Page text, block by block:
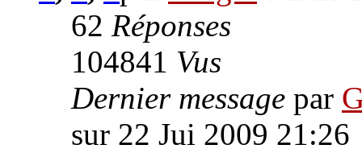
62 Réponses
104841 Vus
Dernier message par
sur 22 Jui 2009 21:26